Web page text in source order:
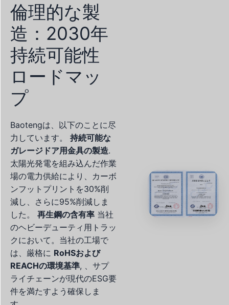
倫理的な製
造：2030年
持続可能性
ロードマッ
プ
Baotengは、以下のことに尽
力しています。 持続可能な
ガレージドア用金具の製造.
太陽光発電を組み込んだ作業
場の電力供給により、カーボ
ンフットプリントを30%削
減し、さらに95%削減しま
した。 再生鋼の含有率 当社
のヘビーデューティ用トラッ
クにおいて。当社の工場で
は、厳格に RoHSおよび
REACHの環境基準, 、サプ
ライチェーンが現代のESG要
件を満たすよう確保しま